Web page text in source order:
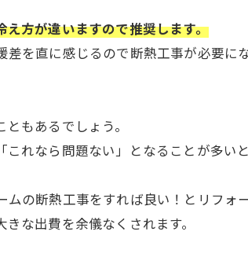
方が違いますので推奨します。
を直に感じるので断熱工事が必要に
もあるでしょう。
れなら問題ない」となることが多いと
の断熱工事をすれば良い！とリフォ
な出費を余儀なくされます。